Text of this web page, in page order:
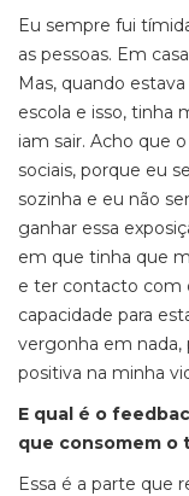
Eu sempre fui
as pessoas. Em
Mas, quando
escola e isso, tinha
iam sair. Acho que
sociais, porque eu
sozinha e eu não
ganhar essa
em que tinha que
e ter contacto com
capacidade para
vergonha em nada,
positiva na minha
E qual é o
que consomem o
Essa é a parte que